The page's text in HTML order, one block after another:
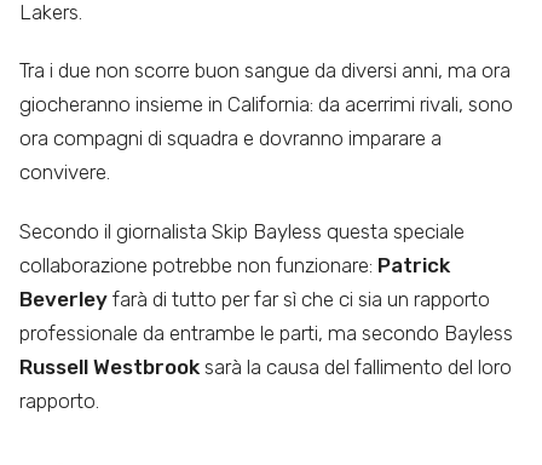
Lakers.
Tra i due non scorre buon sangue da diversi anni, ma ora
giocheranno insieme in California: da acerrimi rivali, sono
ora compagni di squadra e dovranno imparare a
convivere.
Secondo il giornalista Skip Bayless questa speciale
collaborazione potrebbe non funzionare: Patrick
Beverley farà di tutto per far sì che ci sia un rapporto
professionale da entrambe le parti, ma secondo Bayless
Russell Westbrook sarà la causa del fallimento del loro
rapporto.